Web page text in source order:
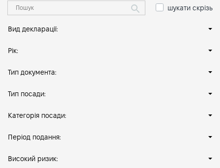
шукати скрізь
Вид декларації:
Рік:
Тип документа:
Тип посади:
Категорія посади:
Період подання:
Високий ризик: